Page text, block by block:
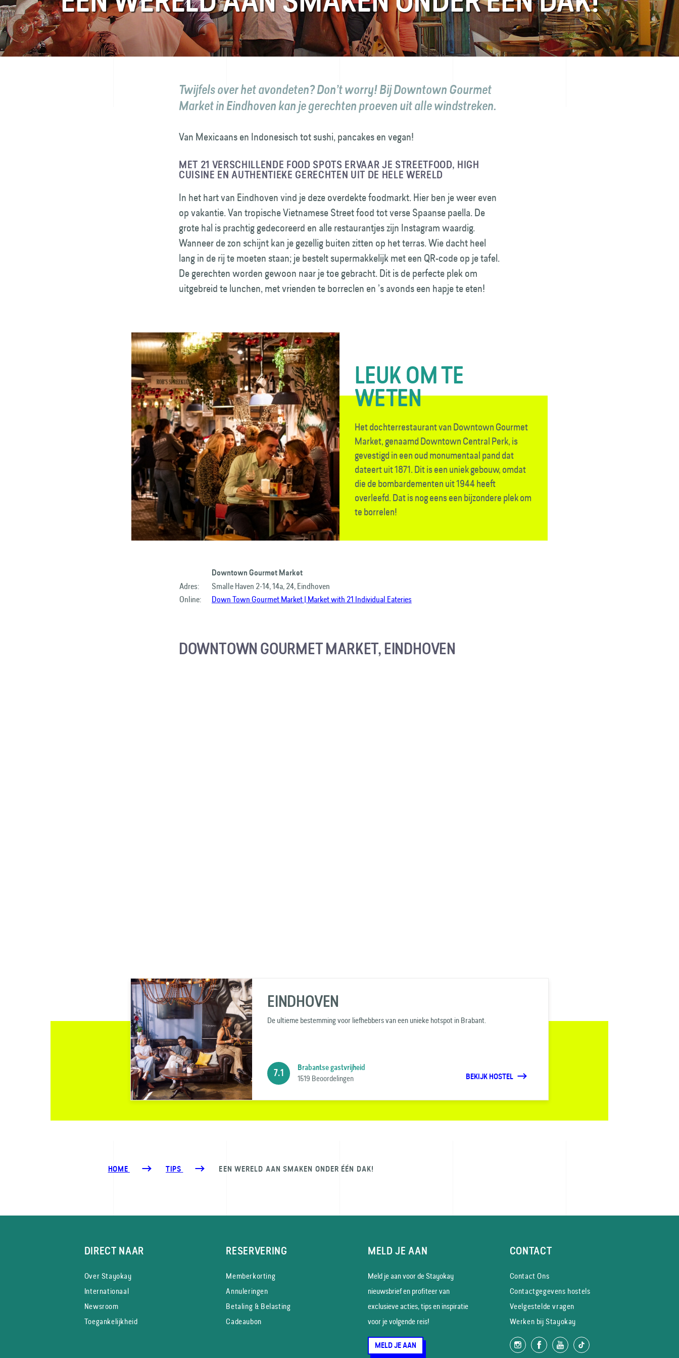
FAQ
Twijfels over het avondeten? Don’t worry! Bij Downtown Gourmet
Market in Eindhoven kan je gerechten proeven uit alle windstreken.
Van Mexicaans en Indonesisch tot sushi, pancakes en vegan!
MET 21 VERSCHILLENDE FOOD SPOTS ERVAAR JE STREETFOOD, HIGH
CUISINE EN AUTHENTIEKE GERECHTEN UIT DE HELE WERELD
In het hart van Eindhoven vind je deze overdekte foodmarkt. Hier ben je weer even
op vakantie. Van tropische Vietnamese Street food tot verse Spaanse paella. De
grote hal is prachtig gedecoreerd en alle restaurantjes zijn Instagram waardig.
Wanneer de zon schijnt kan je gezellig buiten zitten op het terras. Wie dacht heel
lang in de rij te moeten staan; je bestelt supermakkelijk met een QR-code op je tafel.
De gerechten worden gewoon naar je toe gebracht. Dit is de perfecte plek om
uitgebreid te lunchen, met vrienden te borreclen en ’s avonds een hapje te eten!
LEUK OM TE
WETEN
Het dochterrestaurant van Downtown Gourmet
Market, genaamd Downtown Central Perk, is
gevestigd in een oud monumentaal pand dat
dateert uit 1871. Dit is een uniek gebouw, omdat
die de bombardementen uit 1944 heeft
overleefd. Dat is nog eens een bijzondere plek om
te borrelen!
Downtown Gourmet Market
Adres:
Smalle Haven 2-14, 14a, 24, Eindhoven
Online:
Down Town Gourmet Market | Market with 21 Individual Eateries
DOWNTOWN GOURMET MARKET, EINDHOVEN
EINDHOVEN
De ultieme bestemming voor liefhebbers van een unieke hotspot in Brabant.
7.1
Brabantse gastvrijheid
1519 Beoordelingen BEKIJK HOSTEL
HOME TIPS EEN WERELD AAN SMAKEN ONDER ÉÉN DAK!
DIRECT NAAR
Over Stayokay
Internationaal
Newsroom
Toegankelijkheid
RESERVERING
Memberkorting
Annuleringen
Betaling & Belasting
Cadeaubon
MELD JE AAN
Meld je aan voor de Stayokay
nieuws­brief en profiteer van
exclusieve acties, tips en inspiratie
voor je volgende reis!
MELD JE AAN
CONTACT
Contact Ons
Contactgegevens hostels
Veelgestelde vragen
Werken bij Stayokay